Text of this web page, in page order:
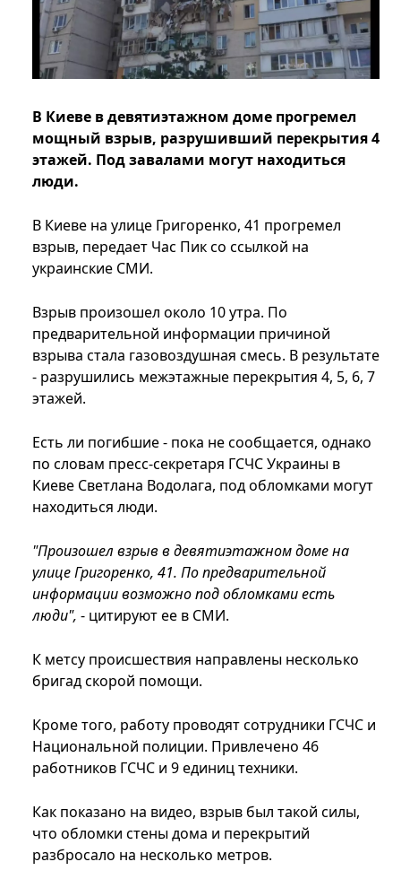
В Киеве в девятиэтажном доме прогремел
мощный взрыв, разрушивший перекрытия 4
этажей. Под завалами могут находиться
люди.
В Киеве на улице Григоренко, 41 прогремел
взрыв, передает Час Пик со ссылкой на
украинские СМИ.
Взрыв произошел около 10 утра. По
предварительной информации причиной
взрыва стала газовоздушная смесь. В результате
- разрушились межэтажные перекрытия 4, 5, 6, 7
этажей.
Есть ли погибшие - пока не сообщается, однако
по словам пресс-секретаря ГСЧС Украины в
Киеве Светлана Водолага, под обломками могут
находиться люди.
"Произошел взрыв в девятиэтажном доме на
улице Григоренко, 41. По предварительной
информации возможно под обломками есть
люди", - цитируют ее в СМИ.
К метсу происшествия направлены несколько
бригад скорой помощи.
Кроме того, работу проводят сотрудники ГСЧС и
Национальной полиции. Привлечено 46
работников ГСЧС и 9 единиц техники.
Как показано на видео, взрыв был такой силы,
что обломки стены дома и перекрытий
разбросало на несколько метров.